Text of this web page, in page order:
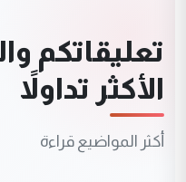
تعليقاتكم
الأكثر تداولاً
أكثر المواضيع قراءة